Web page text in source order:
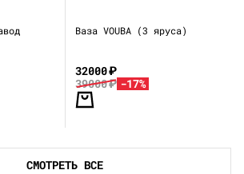
Ваза VOUBA (3 яруса)
32000₽
39000₽ -17%
СМОТРЕТЬ ВСЕ